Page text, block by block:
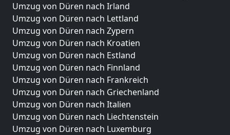
Umzug von Düren nach Irland
Umzug von Düren nach Lettland
Umzug von Düren nach Zypern
Umzug von Düren nach Kroatien
Umzug von Düren nach Estland
Umzug von Düren nach Finnland
Umzug von Düren nach Frankreich
Umzug von Düren nach Griechenland
Umzug von Düren nach Italien
Umzug von Düren nach Liechtenstein
Umzug von Düren nach Luxemburg